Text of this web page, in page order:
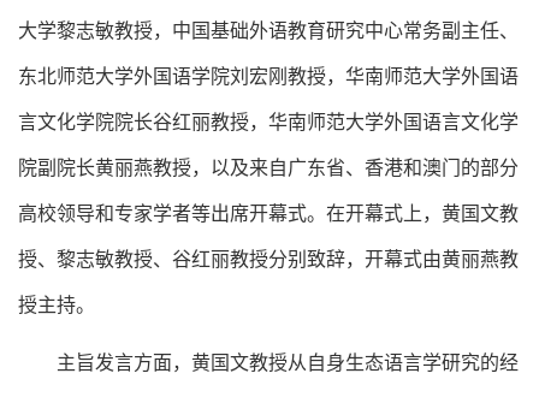
大学黎志敏教授，中国基础外语教育研究中心常务副主任、
东北师范大学外国语学院刘宏刚教授，华南师范大学外国语
言文化学院院长谷红丽教授，华南师范大学外国语言文化学
院副院长黄丽燕教授，以及来自广东省、香港和澳门的部分
高校领导和专家学者等出席开幕式。 在开幕式上，黄国文教
授、黎志敏教授、谷红丽教授分别致辞，开幕式由黄丽燕教
授主持。
主旨发言方面，黄国文教授从自身生态语言学研究的经